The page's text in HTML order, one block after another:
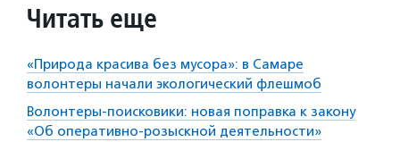
Читать еще
«Природа красива без мусора»: в Самаре
волонтеры начали экологический флешмоб
Волонтеры-поисковики: новая поправка к закону
«Об оперативно-розыскной деятельности»